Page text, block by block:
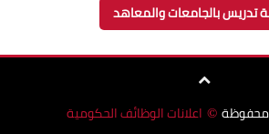
تدريس بالجامعات والمعاهد
محفوظة © اعلانات الوظائف الحكومية